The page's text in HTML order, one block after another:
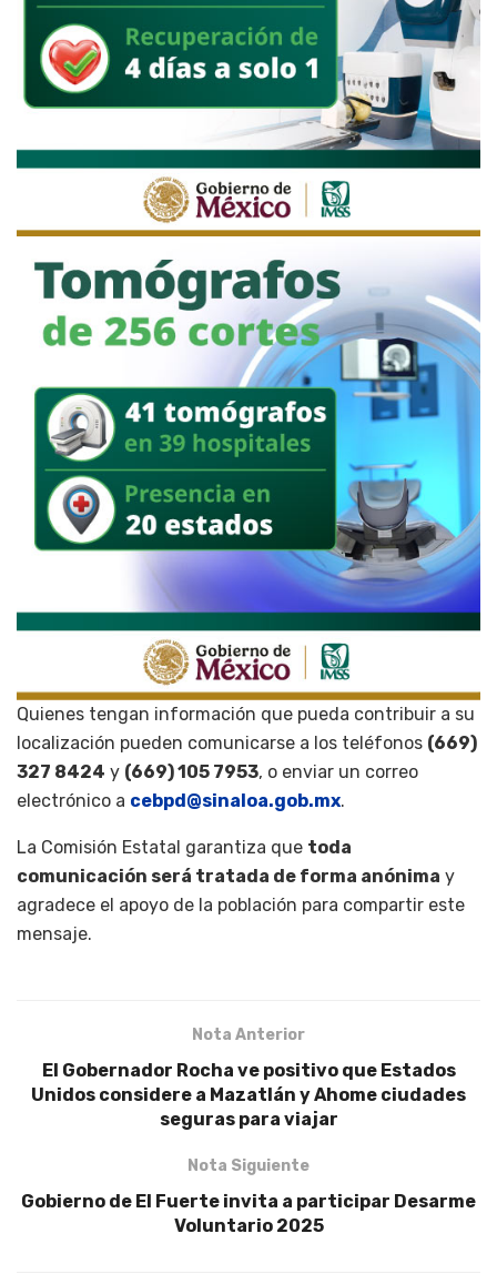
Quienes tengan información que pueda contribuir a su
localización pueden comunicarse a los teléfonos (669)
327 8424 y (669) 105 7953, o enviar un correo
electrónico a cebpd@sinaloa.gob.mx.
La Comisión Estatal garantiza que toda
comunicación será tratada de forma anónima y
agradece el apoyo de la población para compartir este
mensaje.
Nota Anterior
El Gobernador Rocha ve positivo que Estados
Unidos considere a Mazatlán y Ahome ciudades
seguras para viajar
Nota Siguiente
Gobierno de El Fuerte invita a participar Desarme
Voluntario 2025